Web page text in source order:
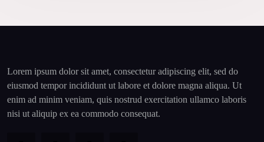
Lorem ipsum dolor sit amet, consectetur adipiscing elit, sed do
eiusmod tempor incididunt ut labore et dolore magna aliqua. Ut
enim ad minim veniam, quis nostrud exercitation ullamco laboris
nisi ut aliquip ex ea commodo consequat.